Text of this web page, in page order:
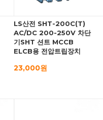
LS산전 SHT-200C(T)
AC/DC 200-250V 차단
기SHT 션트 MCCB
ELCB용 전압트립장치
23,000원